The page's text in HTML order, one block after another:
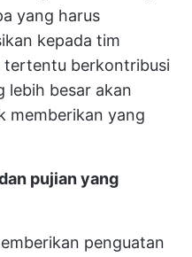
yang harus
kepada tim
tertentu berkontribusi
lebih besar akan
memberikan yang
pujian yang
penguatan